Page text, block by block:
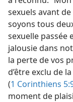
sexuels avant
soyons tous
sexuelle passée
jalousie dans
la perte de vos
d’être exclu de
(1 Corinthiens
moment de